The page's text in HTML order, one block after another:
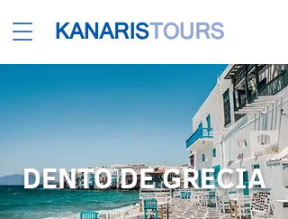
DENTO DE GRECIA